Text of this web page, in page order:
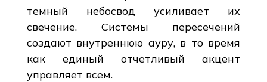
темный небосвод усиливает их
свечение. Системы пересечений
создают внутреннюю ауру, в то время
как единый отчетливый акцент
управляет всем.